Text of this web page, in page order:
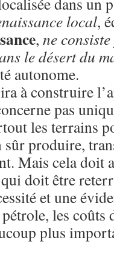
local,
, ne
le désert du
autonome.
à construire
pas
les terrains
sûr produire,
Mais cela doit
doit être
et une
les coûts
plus